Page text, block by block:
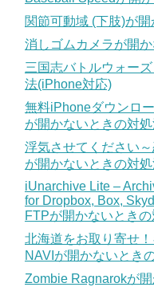
関節可動域 (下肢)が
消しゴムカメラが開
三国志バトルウォー
法(iPhone対応)
無料iPhoneダウンロ
が開かないときの対
浮気させてください
が開かないときの対
iUnarchive Lite –
for Dropbox, Box,
FTPが開かないとき
北海道をお取り寄せ
NAVIが開かないとき
Zombie Ragnarokが